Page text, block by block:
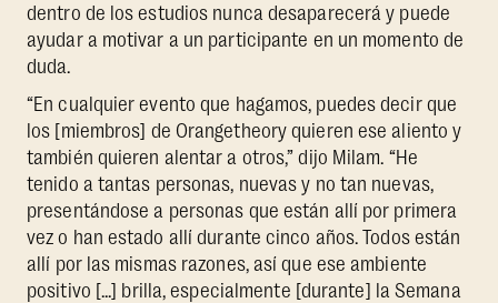
dentro de los estudios nunca desaparecerá y puede
ayudar a motivar a un participante en un momento de
duda.
“En cualquier evento que hagamos, puedes decir que
los [miembros] de Orangetheory quieren ese aliento y
también quieren alentar a otros,” dijo Milam. “He
tenido a tantas personas, nuevas y no tan nuevas,
presentándose a personas que están allí por primera
vez o han estado allí durante cinco años. Todos están
allí por las mismas razones, así que ese ambiente
positivo [...] brilla, especialmente [durante] la Semana